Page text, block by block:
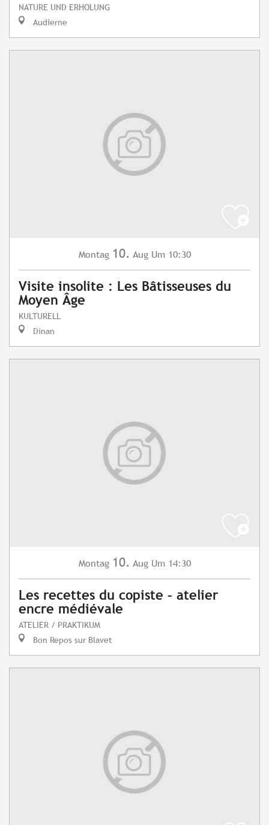
NATURE UND ERHOLUNG
Audierne
Montag 10. Aug Um 10:30
Visite insolite : Les Bâtisseuses du
Moyen Âge
KULTURELL
Dinan
Montag 10. Aug Um 14:30
Les recettes du copiste – atelier
encre médiévale
ATELIER / PRAKTIKUM
Bon Repos sur Blavet